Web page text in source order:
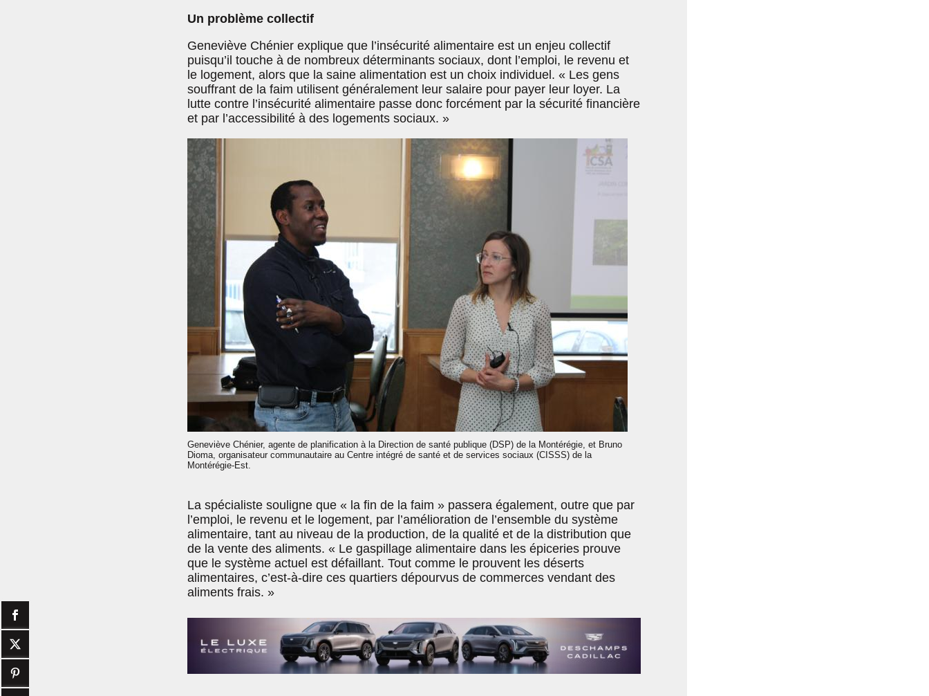
Un problème collectif
Geneviève Chénier explique que l’insécurité alimentaire est un enjeu collectif
puisqu’il touche à de nombreux déterminants sociaux, dont l’emploi, le revenu et
le logement, alors que la saine alimentation est un choix individuel. « Les gens
souffrant de la faim utilisent généralement leur salaire pour payer leur loyer. La
lutte contre l’insécurité alimentaire passe donc forcément par la sécurité financière
et par l’accessibilité à des logements sociaux. »
Geneviève Chénier, agente de planification à la Direction de santé publique (DSP) de la Montérégie, et Bruno
Dioma, organisateur communautaire au Centre intégré de santé et de services sociaux (CISSS) de la
Montérégie-Est.
La spécialiste souligne que « la fin de la faim » passera également, outre que par
l’emploi, le revenu et le logement, par l’amélioration de l’ensemble du système
alimentaire, tant au niveau de la production, de la qualité et de la distribution que
de la vente des aliments. « Le gaspillage alimentaire dans les épiceries prouve
que le système actuel est défaillant. Tout comme le prouvent les déserts
alimentaires, c’est-à-dire ces quartiers dépourvus de commerces vendant des
aliments frais. »